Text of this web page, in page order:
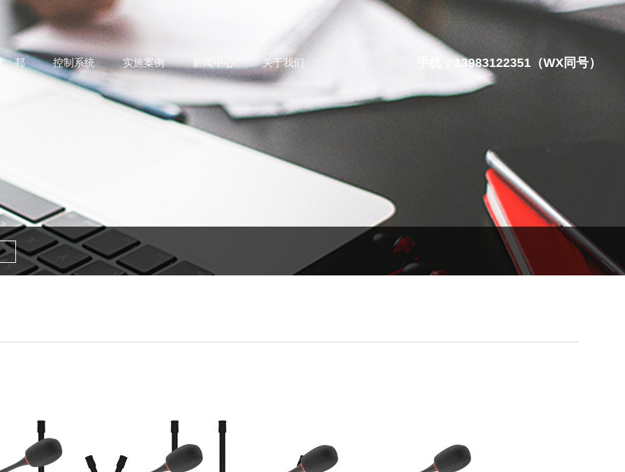
邦 控制系统 实施案例 新闻中心 关于我们 手机：13983122351（WX同号）